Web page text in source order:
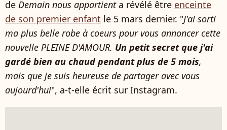
de Demain nous appartienta révélé être enceinte
de son premier enfant le 5 mars dernier. "J'ai sorti
ma plus belle robe à coeurs pour vous annoncer cette
nouvelle PLEINE D'AMOUR. Un petit secret que j'ai
gardé bien au chaud pendant plus de 5 mois,
mais que je suis heureuse de partager avec vous
aujourd'hui", a-t-elle écrit sur Instagram.